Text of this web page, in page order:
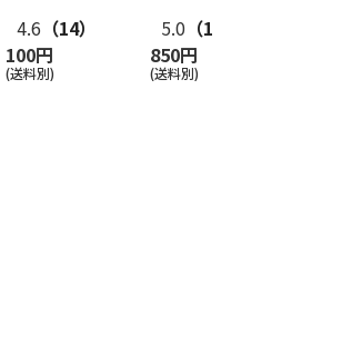
4.6 （14）
100円
(送料別)
5.0 （10）
850円
(送料別)